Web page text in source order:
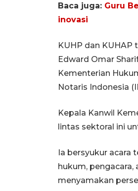
Baca juga: Guru
inovasi
KUHP dan KUHAP
Edward Omar
Kementerian
Notaris Indonesia
Kepala Kanwil
lintas sektoral ini
Ia bersyukur acara
hukum,
menyamakan